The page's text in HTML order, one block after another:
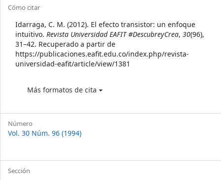
Article
Details
Cómo citar
Idarraga, C. M. (2012). El efecto transistor: un enfoque
intuitivo. Revista Universidad EAFIT #DescubreyCrea, 30(96),
31–42. Recuperado a partir de
https://publicaciones.eafit.edu.co/index.php/revista-
universidad-eafit/article/view/1381
Más formatos de cita
Número
Vol. 30 Núm. 96 (1994)
Sección